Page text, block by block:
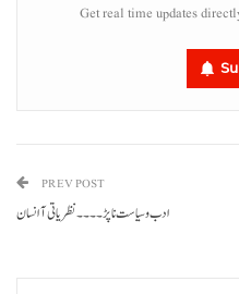
Get real time updates
PREV POST
ادب وسیاست نا پڑ۔۔۔۔نظریاتی آ انسان